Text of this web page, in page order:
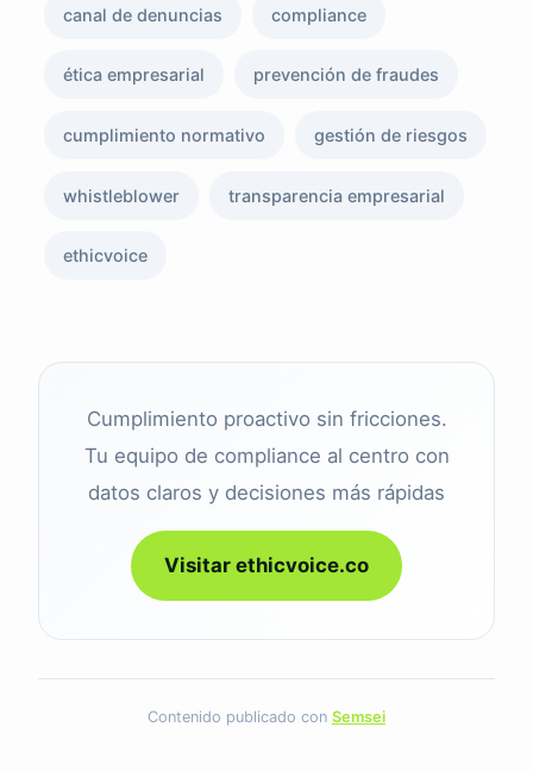
canal de denuncias compliance
ética empresarial prevención de fraudes
cumplimiento normativo gestión de riesgos
whistleblower transparencia empresarial
ethicvoice
Cumplimiento proactivo sin fricciones.
Tu equipo de compliance al centro con
datos claros y decisiones más rápidas
Visitar ethicvoice.co
Contenido publicado con Semsei